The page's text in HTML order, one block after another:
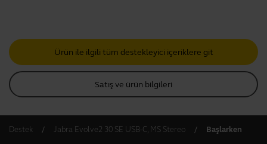
Ürün ile ilgili tüm destekleyici içeriklere git
Satış ve ürün bilgileri
Destek Jabra Evolve2 30 SE USB-C, MS Stereo Başlarken